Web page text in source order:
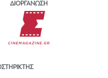
ΔΙΟΡΓΑΝΩΣΗ